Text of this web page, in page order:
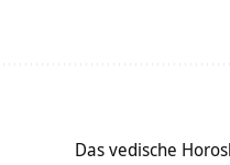
Das vedische